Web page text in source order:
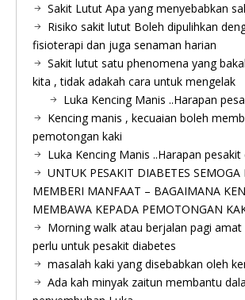
Sakit Lutut Apa yang menyebabkan
Risiko sakit lutut Boleh dipulihkan
fisioterapi dan juga senaman harian
Sakit lutut satu phenomena yang
kita , tidak adakah cara untuk mengelak
Luka Kencing Manis ..Harapan
Kencing manis , kecuaian boleh
pemotongan kaki
Luka Kencing Manis ..Harapan pesakit
UNTUK PESAKIT DIABETES SEMOGA
MEMBERI MANFAAT – BAGAIMANA
MEMBAWA KEPADA PEMOTONGAN
Morning walk atau berjalan pagi amat
perlu untuk pesakit diabetes
masalah kaki yang disebabkan oleh
Ada kah minyak zaitun membantu